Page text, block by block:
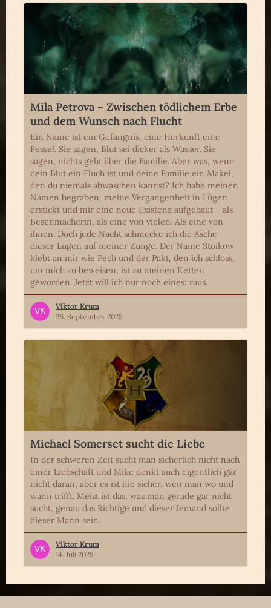
Mila Petrova – Zwischen tödlichem Erbe
und dem Wunsch nach Flucht
Ein Name ist ein Gefängnis, eine Herkunft eine
Fessel. Sie sagen, Blut sei dicker als Wasser. Sie
sagen, nichts geht über die Familie. Aber was, wenn
dein Blut ein Fluch ist und deine Familie ein Makel,
den du niemals abwaschen kannst? Ich habe meinen
Namen begraben, meine Vergangenheit in Lügen
erstickt und mir eine neue Existenz aufgebaut – als
Besenmacherin, als eine von vielen. Als eine von
ihnen. Doch jede Nacht schmecke ich die Asche
dieser Lügen auf meiner Zunge. Der Name Stoikow
klebt an mir wie Pech und der Pakt, den ich schloss,
um mich zu beweisen, ist zu meinen Ketten
geworden. Jetzt will ich nur noch eines: raus.
Viktor Krum
26. September 2025
Michael Somerset sucht die Liebe
In der schweren Zeit sucht man sicherlich nicht nach
einer Liebschaft und Mike denkt auch eigentlich gar
nicht daran, aber es ist nie sicher, wen man wo und
wann trifft. Meist ist das, was man gerade gar nicht
sucht, genau das Richtige und dieser Jemand sollte
dieser Mann sein.
Viktor Krum
14. Juli 2025